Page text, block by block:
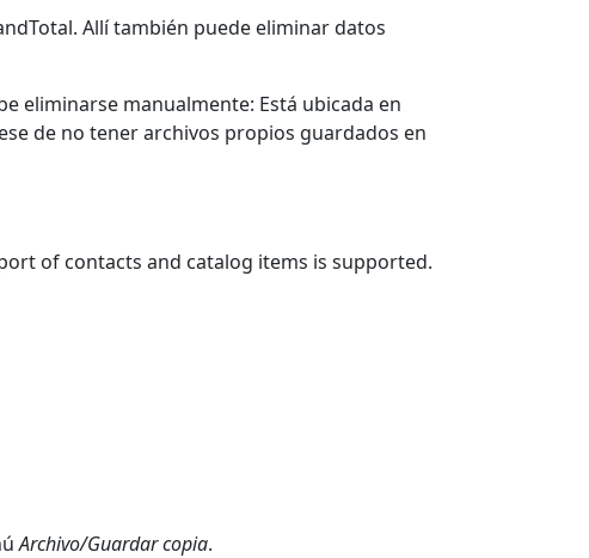
Allí también puede eliminar datos
eliminarse manualmente: Está ubicada en
de no tener archivos propios guardados en
of contacts and catalog items is supported.
Archivo/Guardar copia.